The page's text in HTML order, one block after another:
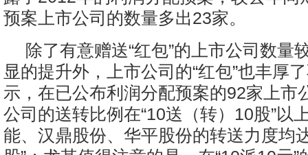
预案上市公司的数量多出23家。
除了有意赠送“红包”的上市公司数量
显的提升外，上市公司的“红包”也丰厚
示，在已公布利润分配预案的92家上市
公司的送转比例在“10送（转）10股”以
能、汉鼎股份、华平股份的转送力度均